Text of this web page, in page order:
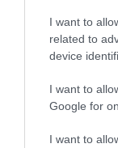
I want to
related to
device
I want to
Google for
I want to
(άρα